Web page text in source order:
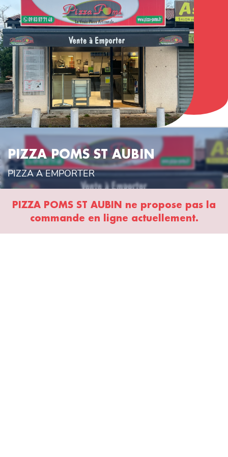
PIZZA POMS ST AUBIN
PIZZA A EMPORTER
⁨PIZZA POMS ST AUBIN⁩ ne propose pas la
commande en ligne actuellement.